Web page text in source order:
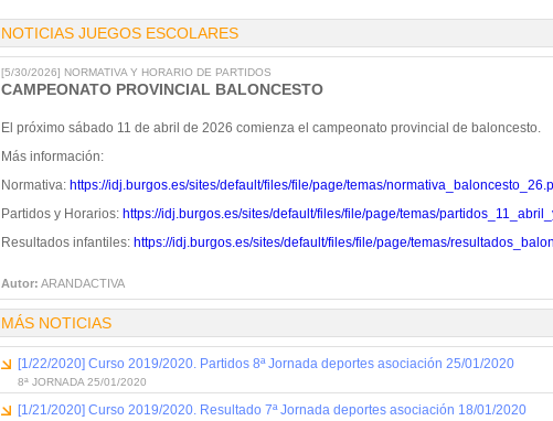
NOTICIAS JUEGOS ESCOLARES
[5/30/2026] NORMATIVA Y HORARIO DE PARTIDOS
CAMPEONATO PROVINCIAL BALONCESTO
El próximo sábado 11 de abril de 2026 comienza el campeonato provincial de baloncesto.
Más información:
Normativa: https://idj.burgos.es/sites/default/files/file/page/temas/
Partidos y Horarios: https://idj.burgos.es/sites/default/files/file/page/temas/
Resultados infantiles: https://idj.burgos.es/sites/default/files/file/page/temas/
Autor: ARANDACTIVA
MÁS NOTICIAS
[1/22/2020] Curso 2019/2020. Partidos 8ª Jornada deportes asociación 25/01/2020
8ª JORNADA 25/01/2020
[1/21/2020] Curso 2019/2020. Resultado 7ª Jornada deportes asociación 18/01/2020